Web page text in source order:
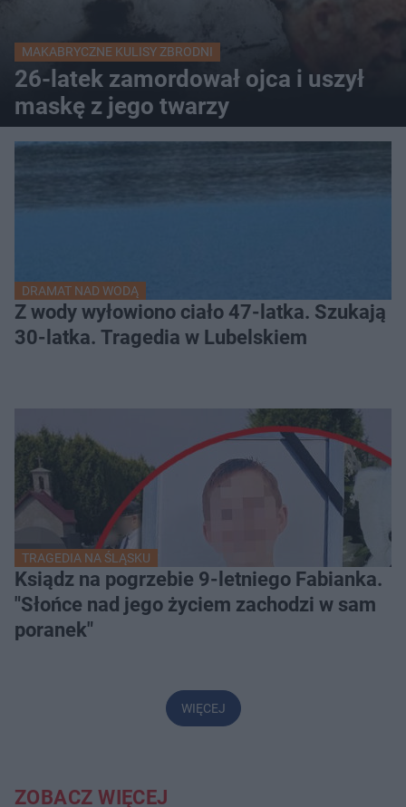
MAKABRYCZNE KULISY ZBRODNI
26-latek zamordował ojca i uszył
maskę z jego twarzy
DRAMAT NAD WODĄ
Z wody wyłowiono ciało 47-latka. Szukają
30-latka. Tragedia w Lubelskiem
TRAGEDIA NA ŚLĄSKU
Ksiądz na pogrzebie 9-letniego Fabianka.
"Słońce nad jego życiem zachodzi w sam
poranek"
WIĘCEJ
ZOBACZ WIĘCEJ